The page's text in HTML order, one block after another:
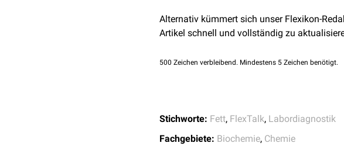
Glycerophospholipide
DieGlycerophospholipidein unserem
Sphingolipide
Isopren-Derivate
Terpene
Alternativ kümmert sich unser Flexikon-
Artikel schnell und vollständig zu
500 Zeichen verbleibend. Mindestens 5 Zeichen benötigt.
Stichworte: Fett, FlexTalk, Labordiagnostik
Fachgebiete: Biochemie, Chemie